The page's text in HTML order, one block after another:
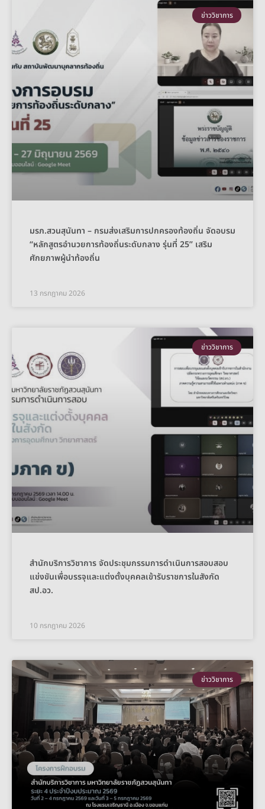
ข่าววิชาการ
มรภ.สวนสุนันทา – กรมส่งเสริมการปกครองท้องถิ่น จัดอบรม
“หลักสูตรอำนวยการท้องถิ่นระดับกลาง รุ่นที่ 25” เสริม
ศักยภาพผู้นำท้องถิ่น
13 กรกฎาคม 2026
ข่าววิชาการ
สำนักบริการวิชาการ จัดประชุมกรรมการดำเนินการสอบสอบ
แข่งขันเพื่อบรรจุและแต่งตั้งบุคคลเข้ารับราชการในสังกัด
สป.อว.
10 กรกฎาคม 2026
ข่าววิชาการ